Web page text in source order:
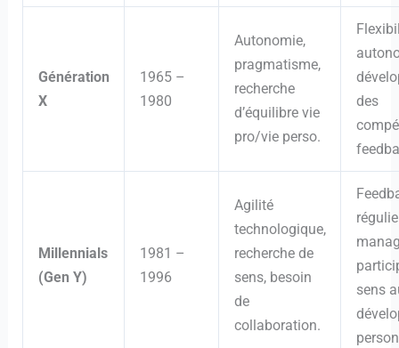
Génération
X
1965 –
1980
Autonomie,
pragmatisme,
recherche
d’équilibre vie
pro/vie perso.
des
Millennials
(Gen Y)
1981 –
1996
Agilité
technologique,
recherche de
sens, besoin
de
collaboration.
sens